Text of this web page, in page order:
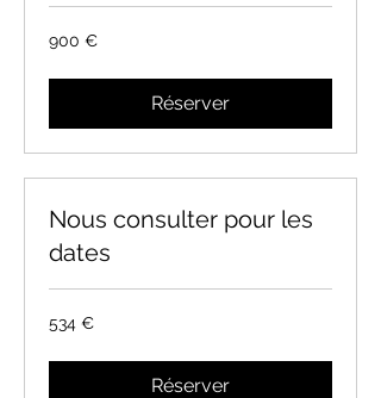
euros
900 €
Réserver
Nous consulter pour les
dates
euros
534 €
Réserver